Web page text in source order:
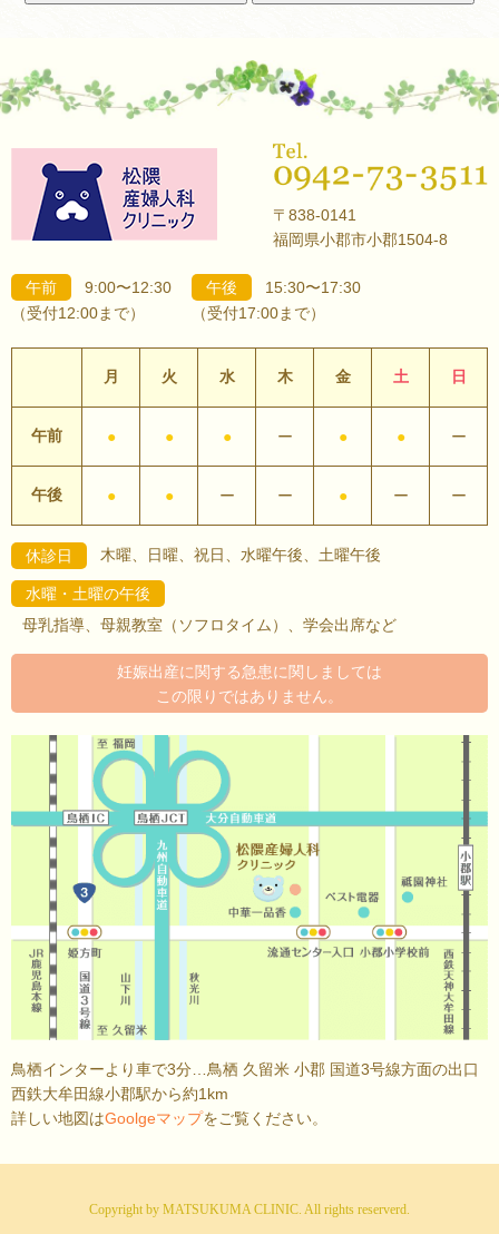
〒838-0141
福岡県小郡市小郡1504-8
午前
9:00〜12:30
（受付12:00まで）
午後
15:30〜17:30
（受付17:00まで）
月 火 水 木 金 土 日
午前 ● ● ● ー ● ● ー
午後 ● ● ー ー ● ー ー
休診日 木曜、日曜、祝日、水曜午後、土曜午後
水曜・土曜の午後
母乳指導、母親教室（ソフロタイム）、学会出席など
妊娠出産に関する急患に関しましては
この限りではありません。
鳥栖インターより車で3分…鳥栖 久留米 小郡 国道3号線方面の出口
西鉄大牟田線小郡駅から約1km
詳しい地図はGoolgeマップをご覧ください。
Copyright by MATSUKUMA CLINIC. All rights reserverd.